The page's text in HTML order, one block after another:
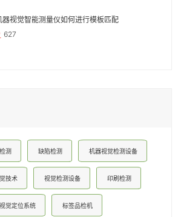
器视觉智能测量仪如何进行模板匹配
627
测 缺陷检测 机器视觉检测设备
技术 视觉检测设备 印刷检测
视觉定位系统 标签品检机